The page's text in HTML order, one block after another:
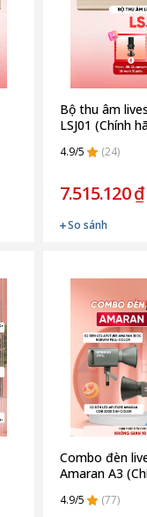
Bộ thu âm
LSJ01 (Chính
4.9/5 (24)
7.515.120 ₫
So sánh
Combo đèn
Amaran A3
4.9/5 (77)